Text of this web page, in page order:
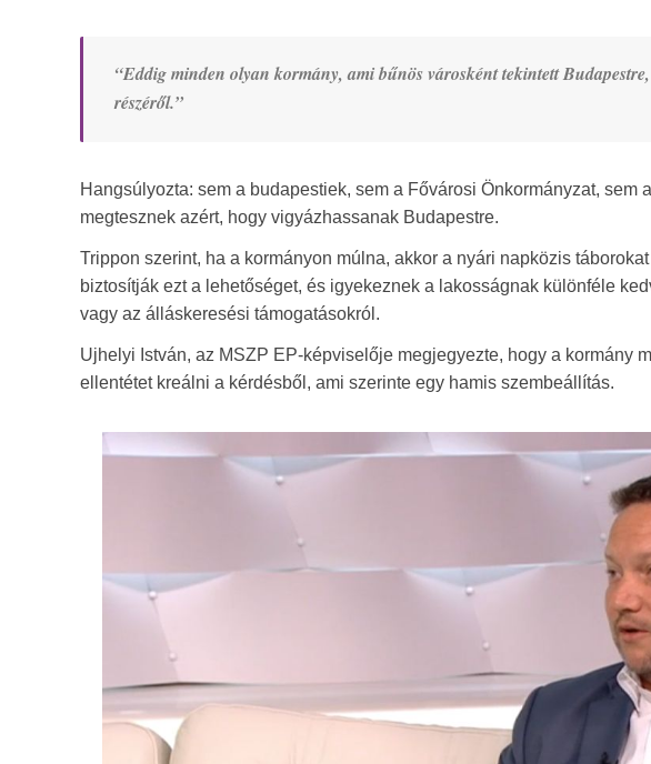
“Eddig minden olyan kormány, ami bűnös városként tekintett
részéről.”
Hangsúlyozta: sem a budapestiek, sem a Fővárosi Önkormányzat,
megtesznek azért, hogy vigyázhassanak Budapestre.
Trippon szerint, ha a kormányon múlna, akkor a nyári napközis
biztosítják ezt a lehetőséget, és igyekeznek a lakosságnak különféle
vagy az álláskeresési támogatásokról.
Ujhelyi István, az MSZP EP-képviselője megjegyezte, hogy a kormány
ellentétet kreálni a kérdésből, ami szerinte egy hamis szembeállítás.